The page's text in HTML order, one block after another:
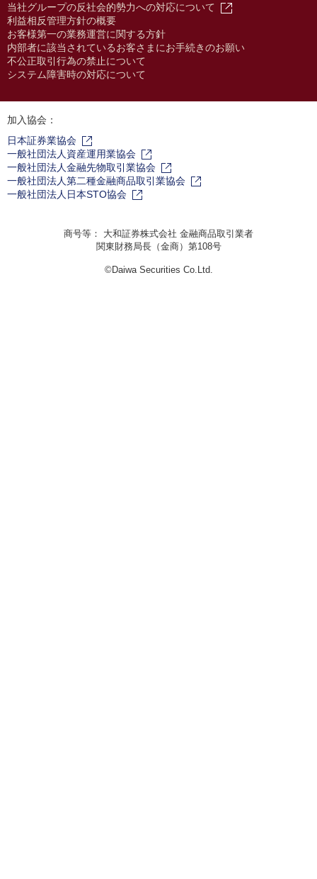
当社グループの反社会的勢力への対応について
利益相反管理方針の概要
お客様第一の業務運営に関する方針
内部者に該当されているお客さまにお手続きのお願い
不公正取引行為の禁止について
システム障害時の対応について
加入協会：
日本証券業協会
一般社団法人資産運用業協会
一般社団法人金融先物取引業協会
一般社団法人第二種金融商品取引業協会
一般社団法人日本STO協会
商号等： 大和証券株式会社 金融商品取引業者
関東財務局長（金商）第108号
©Daiwa Securities Co.Ltd.